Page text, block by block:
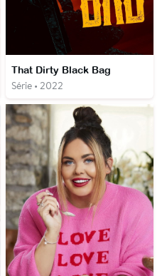
That Dirty Black Bag
Série • 2022